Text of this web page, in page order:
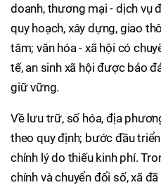
doanh, thương mại - dịch vụ
quy hoạch, xây dựng, giao
tâm; văn hóa - xã hội có
tế, an sinh xã hội được bảo
giữ vững.
Về lưu trữ, số hóa, địa
theo quy định; bước đầu
chỉnh lý do thiếu kinh phí.
chính và chuyển đổi số, xã